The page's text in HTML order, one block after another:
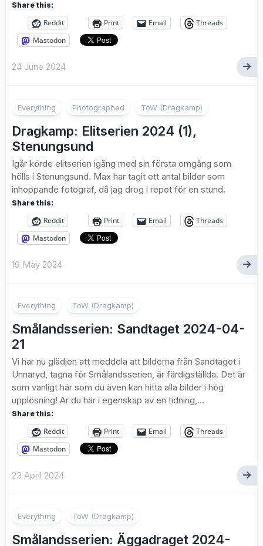
Share this:
Reddit Print Email
Threads
Mastodon
24 June 2024
Everything Photographed ToW (Dragkamp)
Dragkamp: Elitserien 2024 (1),
Stenungsund
Igår körde elitserien igång med sin första omgång som
hölls i Stenungsund. Max har tagit ett antal bilder som
inhoppande fotograf, då jag drog i repet för en stund.
Share this:
Reddit Print Email
Threads
Mastodon
19 May 2024
Everything ToW (Dragkamp)
Smålandsserien: Sandtaget 2024-04-
21
Vi har nu glädjen att meddela att bilderna från Sandtaget i
Unnaryd, tagna för Smålandsserien, är färdigställda. Det är
som vanligt här som du även kan hitta alla bilder i hög
upplösning! Är du här i egenskap av en tidning,...
Share this:
Reddit Print Email
Threads
Mastodon
23 April 2024
Everything ToW (Dragkamp)
Smålandsserien: Äggadraget 2024-